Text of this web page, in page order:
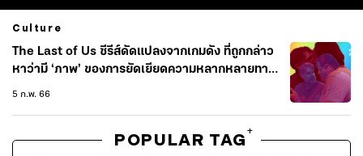
Culture
The Last of Us ซีรีส์ดัดแปลงจากเกมดัง ที่ถูกกล่าว
หาว่ามี ‘ภาพ’ ของการยัดเยียดความหลากหลายทาง
เพศ?
5 ก.พ. 66
POPULAR TAG
+